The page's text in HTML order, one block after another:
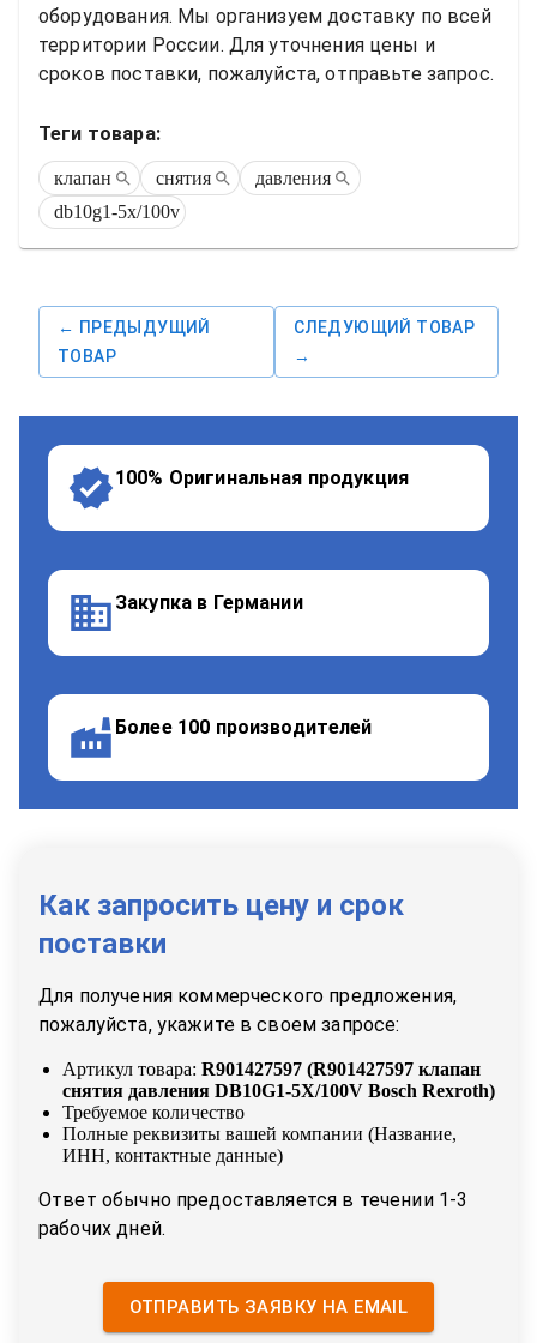
оборудования. Мы организуем доставку по всей
территории России. Для уточнения цены и
сроков поставки, пожалуйста, отправьте запрос.
Теги товара:
клапан снятия
давления
db10g1-5x/100v
← ПРЕДЫДУЩИЙ
ТОВАР
СЛЕДУЮЩИЙ ТОВАР
→
100% Оригинальная продукция
Закупка в Германии
Более 100 производителей
Как запросить цену и срок
поставки
Для получения коммерческого предложения,
пожалуйста, укажите в своем запросе:
Артикул товара: R901427597 (R901427597 клапан
снятия давления DB10G1-5X/100V Bosch Rexroth)
Требуемое количество
Полные реквизиты вашей компании (Название,
ИНН, контактные данные)
Ответ обычно предоставляется в течении 1-3
рабочих дней.
ОТПРАВИТЬ ЗАЯВКУ НА EMAIL